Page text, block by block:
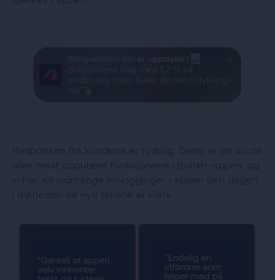
Responsen fra kundene er tydelig: Dette er en av de
aller mest populære funksjonene i Bulder-appen, og
vi har rekordmange innlogginger i appen den dagen
i måneden de nye tallene er klare.